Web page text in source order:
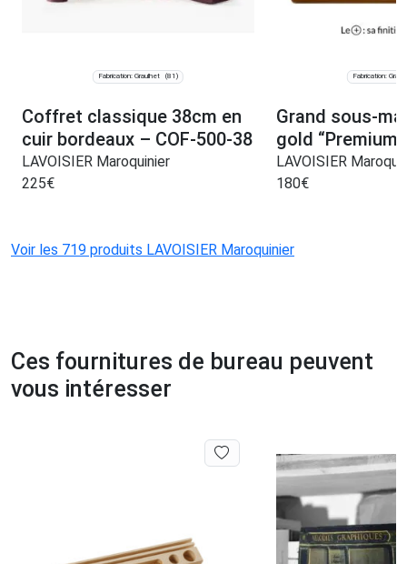
Fabrication: Graulhet (81)
Coffret classique 38cm en
cuir bordeaux – COF-500-38
LAVOISIER Maroquinier
225€
Fabrication:
Grand sous-
gold
LAVOISIER
180€
Voir les 719 produits LAVOISIER Maroquinier
Ces fournitures de bureau peuvent
vous intéresser